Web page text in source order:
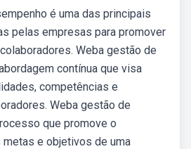
é uma das principais
pelas empresas para promover
Weba gestão de
contínua que visa
competências e
Weba gestão de
que promove o
metas e objetivos de uma